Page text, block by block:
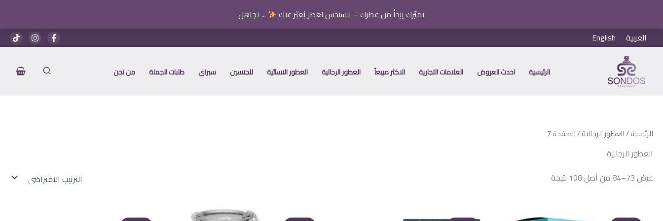
تميّزك يبدأ من عطرك – السندس لعطر يُعبّر عنك ...تجاهل
تخطي
إلى
العربية English
الرئيسية احدث العروض العلامات التجارية الاكثر مبيعاً العطور الرجالية العطور النسائية للجنسين سبراي طلبات الجملة من نحن
الرئيسية/العطور الرجالية/ الصفحة 7
العطور الرجالية
عرض 73–84 من أصل 108 نتيجة